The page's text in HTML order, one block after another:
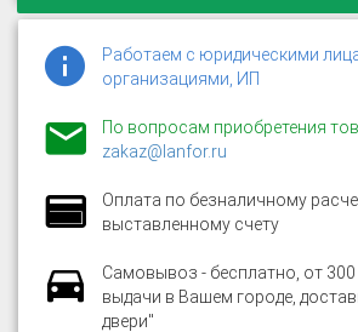
Работаем с юридическими
организациями, ИП
По вопросам приобретения
zakaz@lanfor.ru
Оплата по безналичному
выставленному счету
Самовывоз - бесплатно, от 300
выдачи в Вашем городе,
двери"